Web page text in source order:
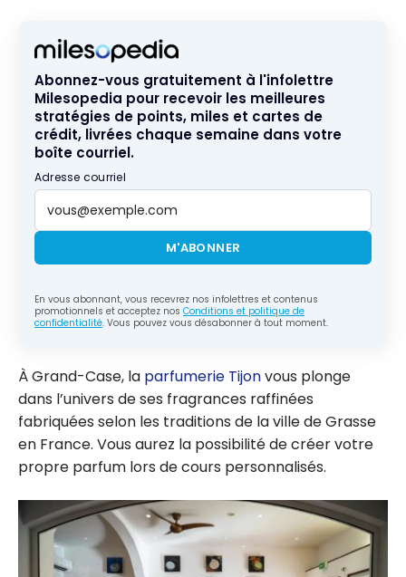
Abonnez-vous gratuitement à l'infolettre
Milesopedia pour recevoir les meilleures
stratégies de points, miles et cartes de
crédit, livrées chaque semaine dans votre
boîte courriel.
Adresse courriel
M'ABONNER
En vous abonnant, vous recevrez nos infolettres et contenus
promotionnels et acceptez nos Conditions et politique de
confidentialité. Vous pouvez vous désabonner à tout moment.
À Grand-Case, la parfumerie Tijonvous plonge
dans l’univers de ses fragrances raffinées
fabriquées selon les traditions de la ville de Grasse
en France. Vous aurez la possibilité de créer votre
propre parfum lors de cours personnalisés.